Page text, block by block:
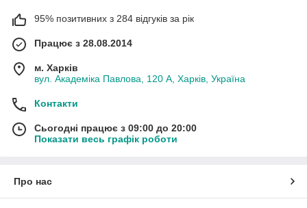
95% позитивних з 284 відгуків за рік
Працює з 28.08.2014
м. Харків
вул. Академіка Павлова, 120 А, Харків, Україна
Контакти
Сьогодні працює з 09:00 до 20:00
Показати весь графік роботи
Про нас